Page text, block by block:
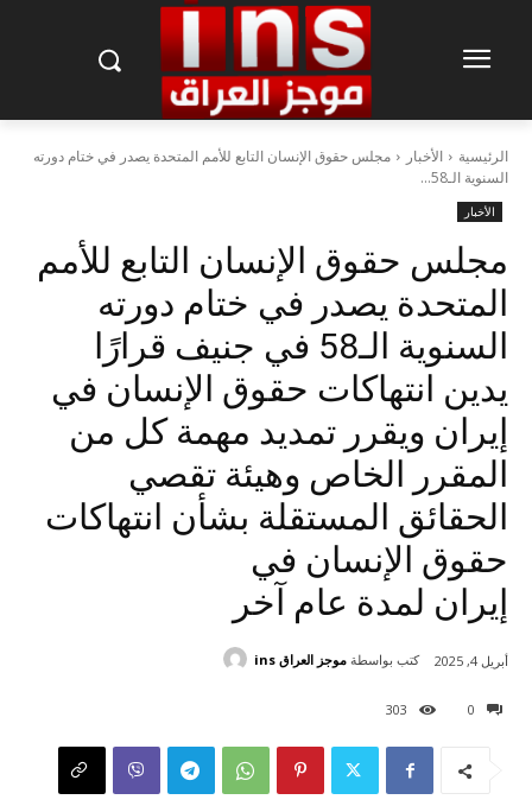
الرئيسية الأخبار
مجلس حقوق الإنسان التابع للأمم المتحدة يصدر في ختام دورته
السنوية الـ58...
الأخبار
مجلس حقوق الإنسان التابع للأمم
المتحدة يصدر في ختام دورته
السنوية الـ58 في جنيف قرارًا
يدين انتهاكات حقوق الإنسان في
إيران ويقرر تمديد مهمة كل من
المقرر الخاص وهيئة تقصي
الحقائق المستقلة بشأن انتهاكات
حقوق الإنسان في
إيران لمدة عام آخر
0
303
أبريل 4, 2025 كتب بواسطة موجز العراق ins